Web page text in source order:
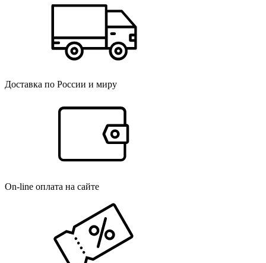
Доставка по России и миру
On-line оплата на сайте